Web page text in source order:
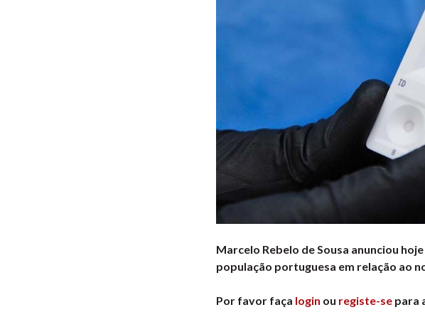
Marcelo Rebelo de Sousa anunciou
população portuguesa em relação ao
Por favor faça login ou registe-se para